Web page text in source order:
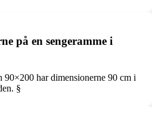
på en sengeramme i
90×200 har dimensionerne 90 cm i
§